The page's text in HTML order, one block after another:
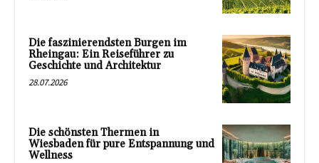
Die faszinierendsten Burgen im
Rheingau: Ein Reiseführer zu
Geschichte und Architektur
28.07.2026
Die schönsten Thermen in
Wiesbaden für pure Entspannung und
Wellness